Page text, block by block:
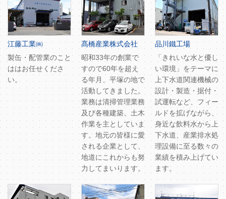
江藤工業㈱
製缶・配管業のこと
ははお任せくださ
い。
髙橋産業株式会社
昭和33年の創業で
すので60年を超え
る年月、平塚の地で
活動してきました。
業務は清掃管理業務
及び各種建築、土木
作業を主としていま
す。地元の皆様に愛
される企業として、
地道にこれからも努
力してまいります。
品川鐵工場
「きれいな水と優し
い環境」をテーマに
上下水道関連機械の
設計・製造・据付・
試運転など、フィー
ルドを拡げながら、
身近な飲料水から上
下水道、産業排水処
理設備に至る数々の
業績を積み上げてい
ます。